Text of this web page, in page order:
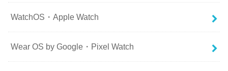
WatchOS・Apple Watch
Wear OS by Google・Pixel Watch